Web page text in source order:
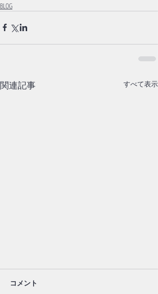
BLOG
関連記事 すべて表示
コメント